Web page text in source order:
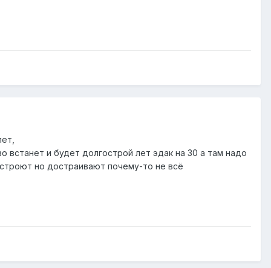
встанет и будет долгострой лет эдак на 30 а там надо
но достраивают почему-то не всё